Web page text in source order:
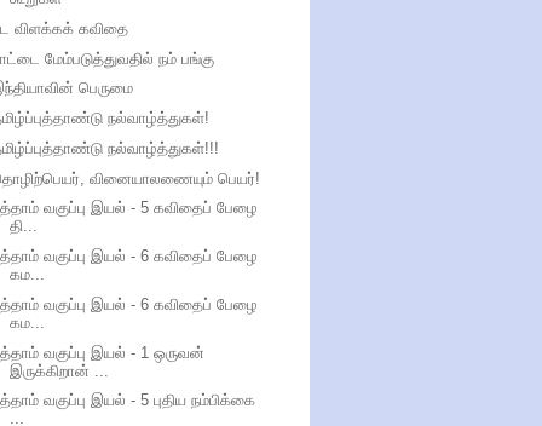
விளக்கக் கவிதை
மேம்படுத்துவதில் நம் பங்கு
பெருமை
நல்வாழ்த்துகள்!
நல்வாழ்த்துகள்!!!
வினையாலணையும் பெயர்!
வகுப்பு இயல் - 5 கவிதைப் பேழை
தி...
வகுப்பு இயல் - 6 கவிதைப் பேழை
கம...
வகுப்பு இயல் - 6 கவிதைப் பேழை
கம...
வகுப்பு இயல் - 1 ஒருவன்
இருக்கிறான் ...
வகுப்பு இயல் - 5 புதிய நம்பிக்கை
...